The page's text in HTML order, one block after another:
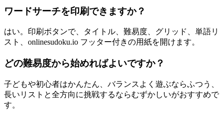
ワードサーチを印刷できますか？
はい。印刷ボタンで、タイトル、難易度、グリッド、単語リ
スト、onlinesudoku.io フッター付きの用紙を開けます。
どの難易度から始めればよいですか？
子どもや初心者はかんたん、バランスよく遊ぶならふつう、
長いリストと全方向に挑戦するならむずかしいがおすすめで
す。